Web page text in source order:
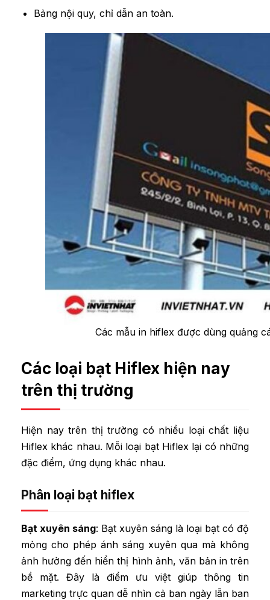
Bảng nội quy, chỉ dẫn an toàn.
Các mẫu in hiflex được dùng quảng
Các loại bạt Hiflex hiện nay
trên thị trường
Hiện nay trên thị trường có nhiều loại chất liệu
Hiflex khác nhau. Mỗi loại bạt Hiflex lại có những
đặc điểm, ứng dụng khác nhau.
Phân loại bạt hiflex
Bạt xuyên sáng: Bạt xuyên sáng là loại bạt có độ
mỏng cho phép ánh sáng xuyên qua mà không
ảnh hưởng đến hiển thị hình ảnh, văn bản in trên
bề mặt. Đây là điểm ưu việt giúp thông tin
marketing trực quan dễ nhìn cả ban ngày lẫn ban